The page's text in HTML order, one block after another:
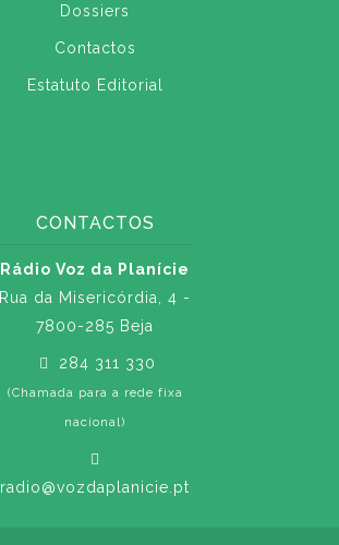
Dossiers
Contactos
Estatuto Editorial
CONTACTOS
Rádio Voz da Planície
Rua da Misericórdia, 4 -
7800-285 Beja
284 311 330
(Chamada para a rede fixa
nacional)
radio@vozdaplanicie.pt